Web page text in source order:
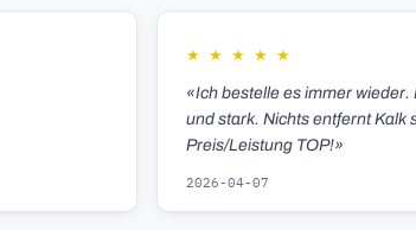
★ ★ ★ ★ ★
«Ich bestelle es immer wieder.
und stark. Nichts entfernt Kalk
Preis/Leistung TOP!»
2026-04-07